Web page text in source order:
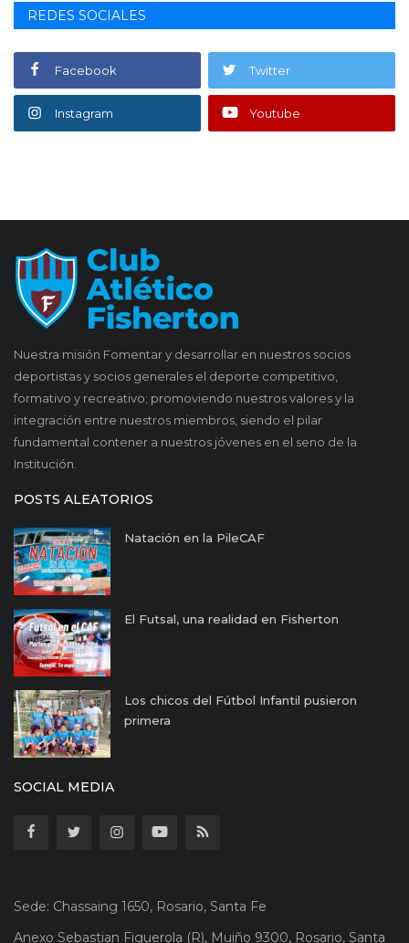
REDES SOCIALES
Facebook Twitter
Instagram Youtube
Nuestra misión Fomentar y desarrollar en nuestros socios
deportistas y socios generales el deporte competitivo,
formativo y recreativo; promoviendo nuestros valores y la
integración entre nuestros miembros, siendo el pilar
fundamental contener a nuestros jóvenes en el seno de la
Institución.
POSTS ALEATORIOS
Natación en la PileCAF
El Futsal, una realidad en Fisherton
Los chicos del Fútbol Infantil pusieron
primera
SOCIAL MEDIA
Sede: Chassaing 1650, Rosario, Santa Fe
Anexo Sebastian Figuerola (R), Muiño 9300, Rosario, Santa